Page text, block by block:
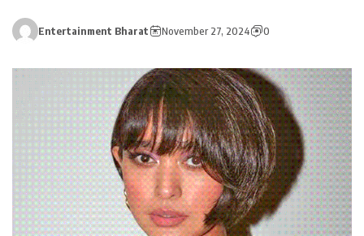
Entertainment Bharat November 27, 2024 0